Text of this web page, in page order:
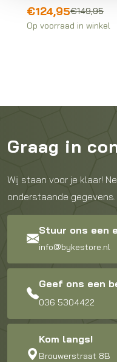
€149,95
Oorspronkelijke
prijs
€124,95
Huidige
prijs
Op voorraad in winkel
Graag in
Wij staan voor je klaar!
onderstaande gegevens.
Stuur ons een
info@bykestore.nl
Geef ons een
036 5304422
Kom langs!
Brouwerstraat 8B